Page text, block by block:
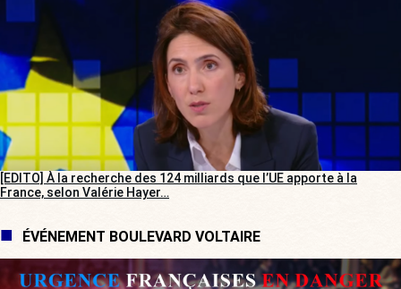
[EDITO] À la recherche des 124 milliards que l’UE apporte à la
France, selon Valérie Hayer…
ÉVÉNEMENT BOULEVARD VOLTAIRE